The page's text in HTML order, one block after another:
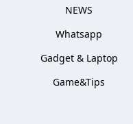
NEWS
Whatsapp
Gadget & Laptop
Game&Tips